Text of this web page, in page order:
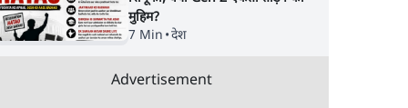
मुहिम?
7 Min •देश
Advertisement